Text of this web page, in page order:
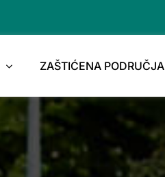
ZAŠTIĆENA PODRUČJA